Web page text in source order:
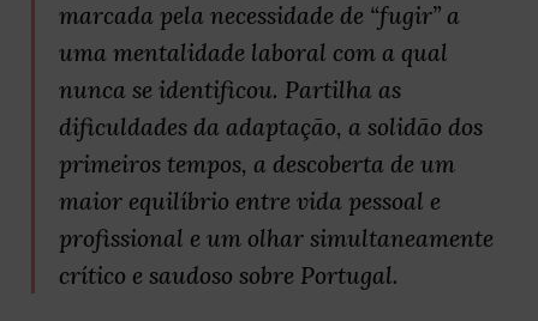
marcada pela necessidade de “fugir” a
uma mentalidade laboral com a qual
nunca se identificou. Partilha as
dificuldades da adaptação, a solidão dos
primeiros tempos, a descoberta de um
maior equilíbrio entre vida pessoal e
profissional e um olhar simultaneamente
crítico e saudoso sobre Portugal.